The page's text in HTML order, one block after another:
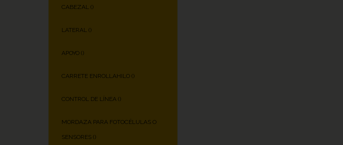
CABEZAL ()
LATERAL ()
APOYO ()
CARRETE ENROLLAHILO ()
CONTROL DE LÍNEA ()
MORDAZA PARA FOTOCÉLULAS O
SENSORES ()